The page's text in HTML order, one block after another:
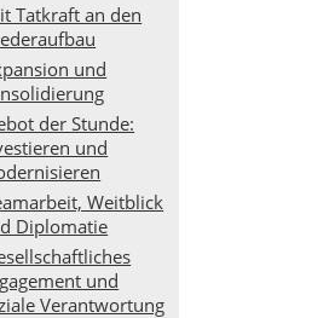
Tatkraft an den
und
der Stunde:
und
Weitblick
Diplomatie
und
Verantwortung